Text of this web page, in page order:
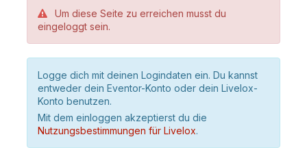
Um diese Seite zu erreichen musst du
eingeloggt sein.
Logge dich mit deinen Logindaten ein. Du kannst
entweder dein Eventor-Konto oder dein Livelox-
Konto benutzen.
Mit dem einloggen akzeptierst du die
Nutzungsbestimmungen für Livelox.